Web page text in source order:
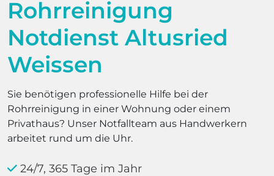
Rohrreinigung
Notdienst Altusried
Weissen
Sie benötigen professionelle Hilfe bei der
Rohrreinigung in einer Wohnung oder einem
Privathaus? Unser Notfallteam aus Handwerkern
arbeitet rund um die Uhr.
24/7, 365 Tage im Jahr